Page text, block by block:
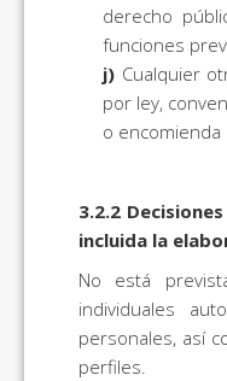
derecho
funciones
j) Cualquier
por ley,
o encomienda
3.2.2
incluida la
No está
individuales
personales, así
perfiles.